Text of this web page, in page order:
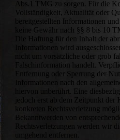
Abs.1 TMG zu sorgen. Für die
Vollständigkeit, Aktualität oder
bereitgestellten Informationen
keine Gewähr nach §§ 8 bis 10
Die Haftung für den Inhalt der
Informationen wird
nicht um vorsätzliche oder grob
Falschinformation handelt.
Entfernung oder Sperrung der
Informationen nach den
hiervon unberührt. Eine
jedoch erst ab dem Zeitpunkt der
konkreten Rechtsverletzung
Bekanntwerden von
Rechtsverletzungen werden wir
umgehend entfernen.